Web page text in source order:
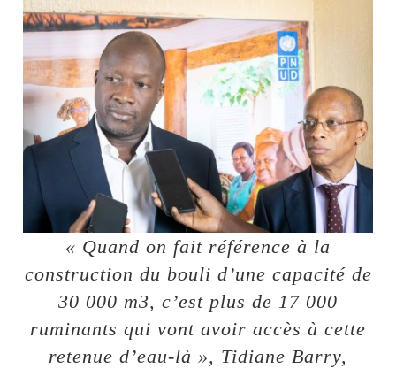
« Quand on fait référence à la
construction du bouli d’une capacité de
30 000 m3, c’est plus de 17 000
ruminants qui vont avoir accès à cette
retenue d’eau-là », Tidiane Barry,